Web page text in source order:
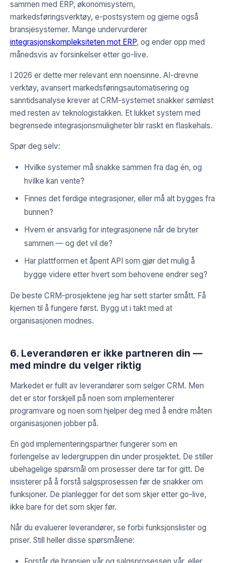
sammen med ERP, økonomisystem,
markedsføringsverktøy, e-postsystem og gjerne også
bransjesystemer. Mange undervurderer
integrasjonskompleksiteten mot ERP, og ender opp med
månedsvis av forsinkelser etter go-live.
I 2026 er dette mer relevant enn noensinne. AI-drevne
verktøy, avansert markedsføringsautomatisering og
sanntidsanalyse krever at CRM-systemet snakker sømløst
med resten av teknologistakken. Et lukket system med
begrensede integrasjonsmuligheter blir raskt en flaskehals.
Spør deg selv:
Hvilke systemer må snakke sammen fra dag én, og
hvilke kan vente?
Finnes det ferdige integrasjoner, eller må alt bygges fra
bunnen?
Hvem er ansvarlig for integrasjonene når de bryter
sammen — og det vil de?
Har plattformen et åpent API som gjør det mulig å
bygge videre etter hvert som behovene endrer seg?
De beste CRM-prosjektene jeg har sett starter smått. Få
kjernen til å fungere først. Bygg ut i takt med at
organisasjonen modnes.
6. Leverandøren er ikke partneren din —
med mindre du velger riktig
Markedet er fullt av leverandører som selger CRM. Men
det er stor forskjell på noen som implementerer
programvare og noen som hjelper deg med å endre måten
organisasjonen jobber på.
En god implementeringspartner fungerer som en
forlengelse av ledergruppen din under prosjektet. De stiller
ubehagelige spørsmål om prosesser dere tar for gitt. De
insisterer på å forstå salgsprosessen før de snakker om
funksjoner. De planlegger for det som skjer etter go-live,
ikke bare for det som skjer før.
Når du evaluerer leverandører, se forbi funksjonslister og
priser. Still heller disse spørsmålene: